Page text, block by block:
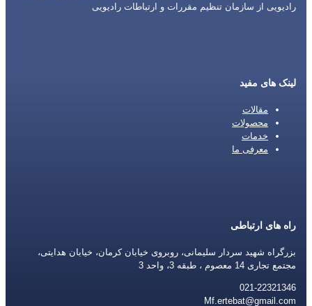
رادیویی از سازمان تنظیم مقررات و ارتباطات رادیویی
لینک های مفید
مقالات
محصولات
خدمات
معرفی ما
راه های ارتباطی
بزرگراه شهید سردار سلیمانی، روبروی خیابان کرمان، خیابان هدایتی،
مجتمع تجاری 14 معصوم ، طبقه 3، واحد 3
021-22321346
Mf.ertebat@gmail.com